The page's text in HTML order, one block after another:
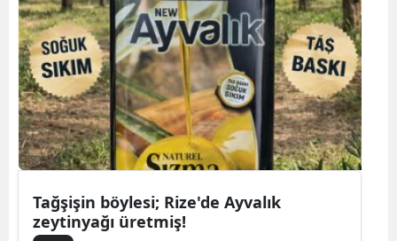
Tağşişin böylesi; Rize'de Ayvalık
zeytinyağı üretmiş!